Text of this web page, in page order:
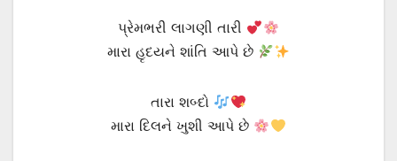
પ્રેમભરી લાગણી તારી
મારા હૃદયને શાંતિ આપે છે
તારા શબ્દો
મારા દિલને ખુશી આપે છે